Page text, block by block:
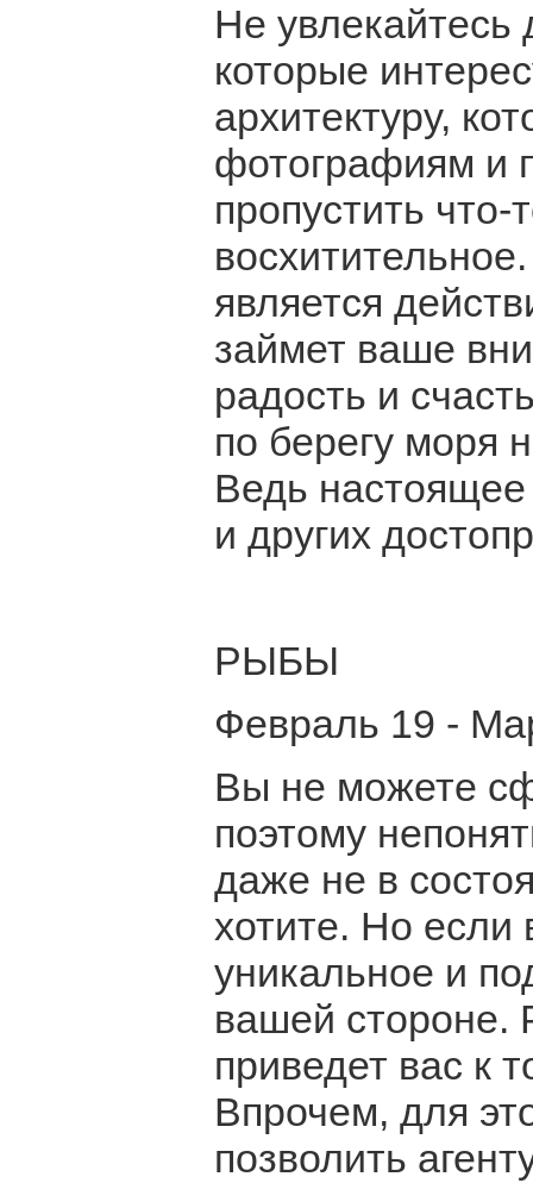
Не увлекайтесь
которые
архитектуру,
фотографиям и
пропустить
является
займет ваше
радость и
по берегу моря
Ведь
и других
РЫБЫ
Февраль 19 -
Вы не можете
поэтому
даже не в
хотите. Но если
уникальное и
вашей стороне.
приведет вас к
Впрочем, для
позволить